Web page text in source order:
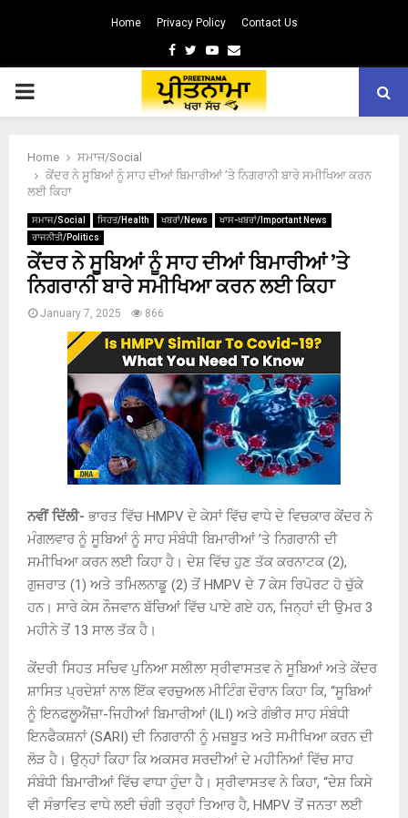
Home Privacy Policy Contact Us
Facebook
TwitterYoutube
Email
PRIMARY
Home
ਸਮਾਜ/Social
ਕੇਂਦਰ ਨੇ ਸੂਬਿਆਂ ਨੂੰ ਸਾਹ ਦੀਆਂ ਬਿਮਾਰੀਆਂ ’ਤੇ ਨਿਗਰਾਨੀ ਬਾਰੇ ਸਮੀਖਿਆ ਕਰਨ
ਲਈ ਕਿਹਾ
ਸਮਾਜ/Social ਸਿਹਤ/Health ਖਬਰਾਂ/News
ਖਾਸ-ਖਬਰਾਂ/Important News
ਰਾਜਨੀਤੀ/Politics
ਕੇਂਦਰ ਨੇ ਸੂਬਿਆਂ ਨੂੰ ਸਾਹ ਦੀਆਂ ਬਿਮਾਰੀਆਂ ’ਤੇ
ਨਿਗਰਾਨੀ ਬਾਰੇ ਸਮੀਖਿਆ ਕਰਨ ਲਈ ਕਿਹਾ
January 7, 2025 866
ਨਵੀਂ ਦਿੱਲੀ- ਭਾਰਤ ਵਿੱਚ HMPV ਦੇ ਕੇਸਾਂ ਵਿੱਚ ਵਾਧੇ ਦੇ ਵਿਚਕਾਰ ਕੇਂਦਰ ਨੇ
ਮੰਗਲਵਾਰ ਨੂੰ ਸੂਬਿਆਂ ਨੂੰ ਸਾਹ ਸੰਬੰਧੀ ਬਿਮਾਰੀਆਂ ’ਤੇ ਨਿਗਰਾਨੀ ਦੀ
ਸਮੀਖਿਆ ਕਰਨ ਲਈ ਕਿਹਾ ਹੈ। ਦੇਸ਼ ਵਿੱਚ ਹੁਣ ਤੱਕ ਕਰਨਾਟਕ (2),
ਗੁਜਰਾਤ (1) ਅਤੇ ਤਮਿਲਨਾਡੂ (2) ਤੋਂ HMPV ਦੇ 7 ਕੇਸ ਰਿਪੋਰਟ ਹੋ ਚੁੱਕੇ
ਹਨ। ਸਾਰੇ ਕੇਸ ਨੌਜਵਾਨ ਬੱਚਿਆਂ ਵਿੱਚ ਪਾਏ ਗਏ ਹਨ, ਜਿਨ੍ਹਾਂ ਦੀ ਉਮਰ 3
ਮਹੀਨੇ ਤੋਂ 13 ਸਾਲ ਤੱਕ ਹੈ।
ਕੇਂਦਰੀ ਸਿਹਤ ਸਚਿਵ ਪੁਨਿਆ ਸਲੀਲਾ ਸ੍ਰੀਵਾਸਤਵ ਨੇ ਸੂਬਿਆਂ ਅਤੇ ਕੇਂਦਰ
ਸ਼ਾਸਿਤ ਪ੍ਰਦੇਸ਼ਾਂ ਨਾਲ ਇੱਕ ਵਰਚੁਅਲ ਮੀਟਿੰਗ ਦੌਰਾਨ ਕਿਹਾ ਕਿ, “ਸੂਬਿਆਂ
ਨੂੰ ਇਨਫਲੂਐਂਜ਼ਾ-ਜਿਹੀਆਂ ਬਿਮਾਰੀਆਂ (ILI) ਅਤੇ ਗੰਭੀਰ ਸਾਹ ਸੰਬੰਧੀ
ਇਨਫੈਕਸ਼ਨਾਂ (SARI) ਦੀ ਨਿਗਰਾਨੀ ਨੂੰ ਮਜ਼ਬੂਤ ਅਤੇ ਸਮੀਖਿਆ ਕਰਨ ਦੀ
ਲੋੜ ਹੈ। ਉਨ੍ਹਾਂ ਕਿਹਾ ਕਿ ਅਕਸਰ ਸਰਦੀਆਂ ਦੇ ਮਹੀਨਿਆਂ ਵਿੱਚ ਸਾਹ
ਸੰਬੰਧੀ ਬਿਮਾਰੀਆਂ ਵਿੱਚ ਵਾਧਾ ਹੁੰਦਾ ਹੈ। ਸ੍ਰੀਵਾਸਤਵ ਨੇ ਕਿਹਾ, “ਦੇਸ਼ ਕਿਸੇ
ਵੀ ਸੰਭਾਵਿਤ ਵਾਧੇ ਲਈ ਚੰਗੀ ਤਰ੍ਹਾਂ ਤਿਆਰ ਹੈ, HMPV ਤੋਂ ਜਨਤਾ ਲਈ